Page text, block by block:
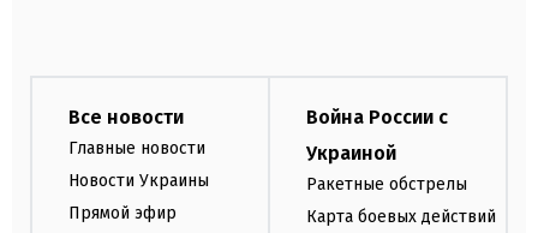
Все новости
Главные новости
Новости Украины
Прямой эфир
Война России с
Украиной
Ракетные обстрелы
Карта боевых действий